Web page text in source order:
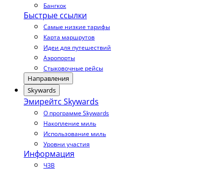
Бангкок
Быстрые ссылки
Самые низкие тарифы
Карта маршрутов
Идеи для путешествий
Аэропорты
Стыковочные рейсы
Направления
Skywards
Эмирейтс Skywards
О программе Skywards
Накопление миль
Использование миль
Уровни участия
Информация
ЧЗВ